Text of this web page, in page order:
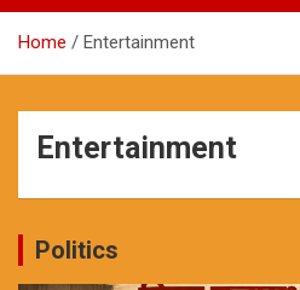
Home Entertainment
Entertainment
Politics